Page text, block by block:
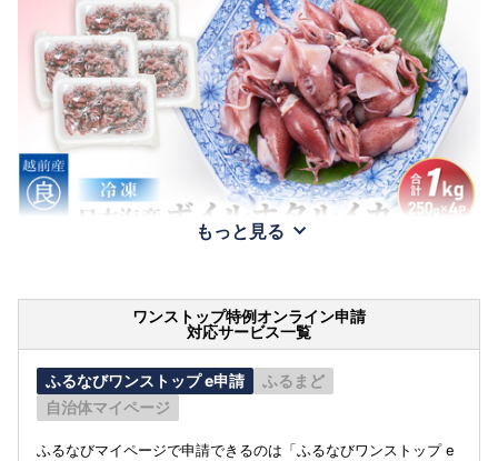
もっと見る
ワンストップ特例オンライン申請
対応サービス一覧
ふるなびワンストップ e申請
ふるまど
自治体マイページ
ふるなびマイページで申請できるのは「ふるなびワンストップ e